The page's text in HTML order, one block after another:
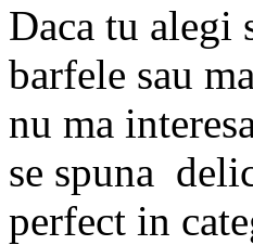
Daca tu alegi
barfele sau
nu ma
se spuna
perfect in